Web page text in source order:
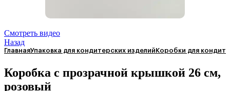
Смотреть видео
Назад
ГлавнаяУпаковка для кондитерских изделийКоробки для
Коробка с прозрачной крышкой 26 см,
розовый